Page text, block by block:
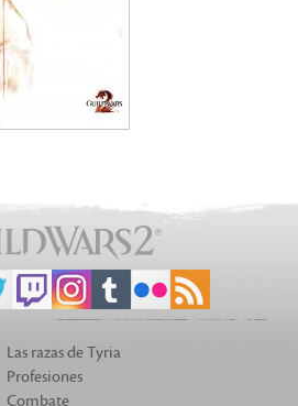
Las razas de Tyria
Profesiones
Combate